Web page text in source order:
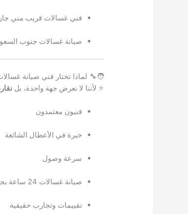
فني غسالات قريب مني
صيانة غسالات جنوب
🧑‍🔧 لماذا تختار فني صيانة
⭐ لأننا لا نعرض جهة واحدة، بل
فنيون معتمدون
خبرة في الأعطال الشائعة
سرعة وصول
صيانة غسالات 24 ساعة بجازان (حسب التوفر)
تقييمات وتجارب حقيقية